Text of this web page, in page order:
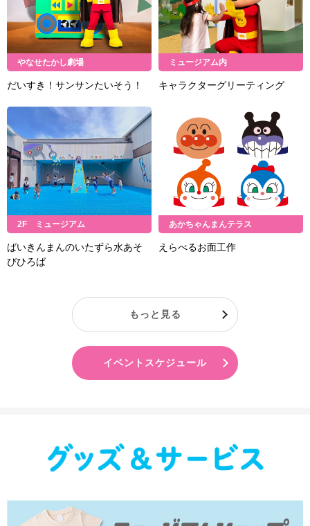
やなせたかし劇場
だいすき！サンサンたいそう！
ミュージアム内
キャラクターグリーティング
2F ミュージアム
ばいきんまんのいたずら水あそ
びひろば
あかちゃんまんテラス
えらべるお面工作
もっと見る
イベントスケジュール